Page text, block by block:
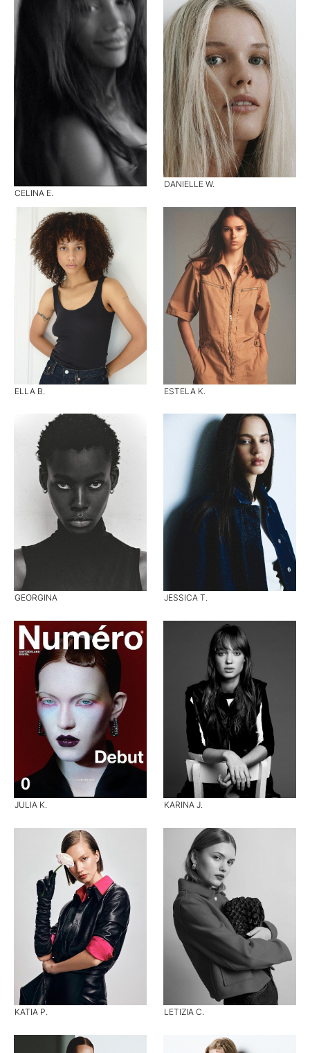
CELINA E.
DANIELLE W.
ELLA B. ESTELA K.
GEORGINA JESSICA T.
JULIA K. KARINA J.
KATIA P. LETIZIA C.